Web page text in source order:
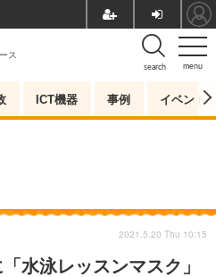
menu
search
ス
ICT機器 事例 イベント
水泳レッスンマスク」
2021.5.20 Thu 10:15